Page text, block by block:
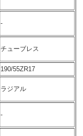
-
チューブレス
190/55ZR17
ラジアル
-